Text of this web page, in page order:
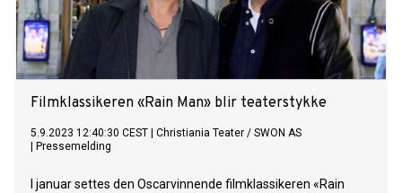
Filmklassikeren «Rain Man» blir teaterstykke
5.9.2023 12:40:30 CEST
Christiania Teater / SWON AS
Pressemelding
I januar settes den Oscarvinnende filmklassikeren «Rain